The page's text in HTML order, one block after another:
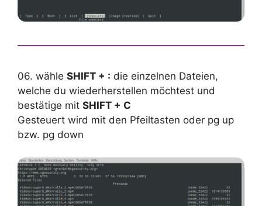
06. wähle SHIFT + : die einzelnen Dateien,
welche du wiederherstellen möchtest und
bestätige mit SHIFT + C
Gesteuert wird mit den Pfeiltasten oder pg up
bzw. pg down